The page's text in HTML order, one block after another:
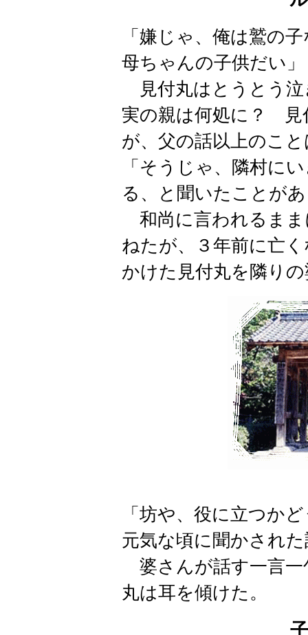
「嫌じゃ、俺は鷲の
母ちゃんの子供だい」
見付丸はとうとう
実の親は何処に？ 見
が、父の話以上のこ
「そうじゃ、隣村に
る、と聞いたことが
和尚に言われるまま
ねたが、３年前に亡
かけた見付丸を隣り
「坊や、役に立つか
元気な頃に聞かされ
婆さんが話す一言一
丸は耳を傾けた。